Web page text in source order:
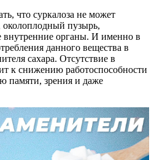
что суркалоза не может
околоплодный пузырь,
внутренние органы. И именно в
данного вещества в
сахара. Отсутствие в
к снижению работоспособности
памяти, зрения и даже